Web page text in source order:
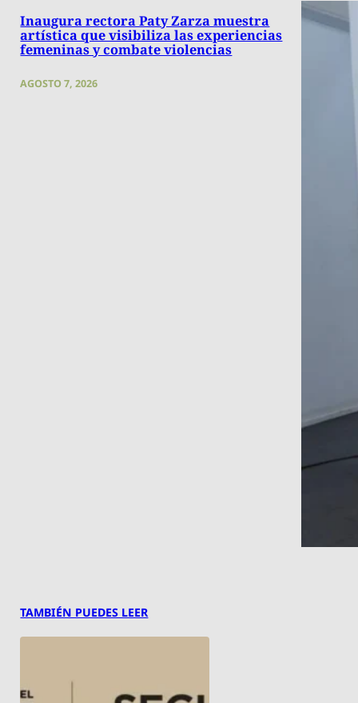
Inaugura rectora Paty Zarza muestra
artística que visibiliza las experiencias
femeninas y combate violencias
AGOSTO 7, 2026
TAMBIÉN PUEDES LEER